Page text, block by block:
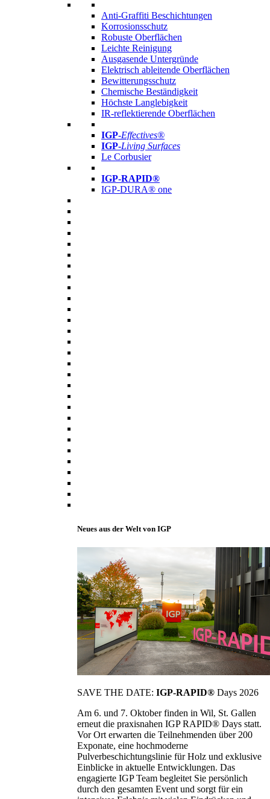
Anti-Graffiti Beschichtungen
Korrosionsschutz
Robuste Oberflächen
Leichte Reinigung
Ausgasende Untergründe
Elektrisch ableitende Oberflächen
Bewitterungsschutz
Chemische Beständigkeit
Höchste Langlebigkeit
IR-reflektierende Oberflächen
IGP-Effectives®
IGP-Living Surfaces
Le Corbusier
IGP-RAPID®
IGP-DURA® one
Neues aus der Welt von IGP
SAVE THE DATE: IGP-RAPID® Days 2026
Am 6. und 7. Oktober finden in Wil, St. Gallen
erneut die praxisnahen IGP RAPID® Days statt.
Vor Ort erwarten die Teilnehmenden über 200
Exponate, eine hochmoderne
Pulverbeschichtungslinie für Holz und exklusive
Einblicke in aktuelle Entwicklungen. Das
engagierte IGP Team begleitet Sie persönlich
durch den gesamten Event und sorgt für ein